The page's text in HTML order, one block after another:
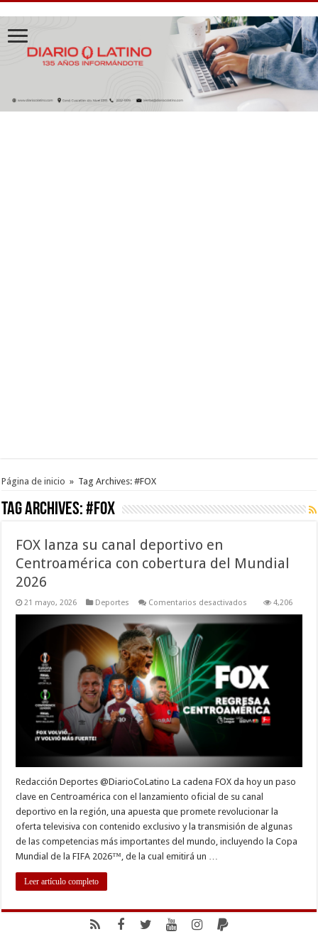
Página de inicio » Tag Archives: #FOX
Tag Archives:#FOX
FOX lanza su canal deportivo en
Centroamérica con cobertura del Mundial
2026
21 mayo, 2026 Deportes Comentarios desactivados
Centroamérica
con
cobertura
del
Mundial
2026
4,206
Redacción Deportes @DiarioCoLatino La cadena FOX da hoy un paso
clave en Centroamérica con el lanzamiento oficial de su canal
deportivo en la región, una apuesta que promete revolucionar la
oferta televisiva con contenido exclusivo y la transmisión de algunas
de las competencias más importantes del mundo, incluyendo la Copa
Mundial de la FIFA 2026™, de la cual emitirá un …
Leer artículo completo